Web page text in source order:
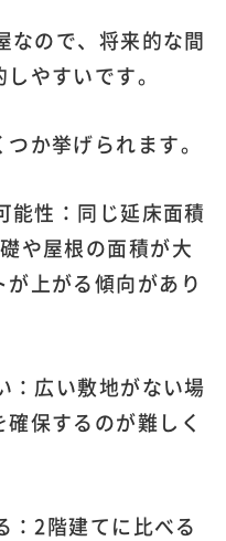
なので、将来的な間
やすいです。
か挙げられます。
能性：同じ延床面積
や屋根の面積が大
上がる傾向があり
：広い敷地がない場
保するのが難しく
：2階建てに比べる